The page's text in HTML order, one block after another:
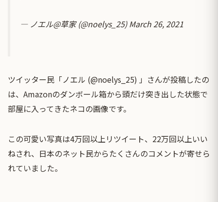
— ノエル@草家 (@noelys_25)March 26, 2021
ツイッター民「ノエル (@noelys_25) 」さんが投稿したの
は、Amazonのダンボール箱から頭だけ突き出した状態で
部屋に入ってきたネコの画像です。
この可愛い写真は4万回以上リツイート、22万回以上いい
ねされ、日本のネット民からたくさんのコメントが寄せら
れていました。